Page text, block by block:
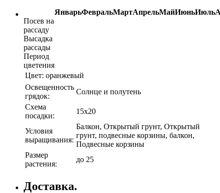
ЯнварьФевральМартАпрельМайИюньИюль
Посев на
рассаду
Высадка
рассады
Период
цветения
Цвет: оранжевый
Освещенность
грядок:
Солнце и полутень
Схема
посадки:
15х20
Условия
выращивания:
Балкон, Открытый грунт, Открытый
грунт, подвесные корзины, балкон,
Подвесные корзины
Размер
растения:
до 25
Доставка.